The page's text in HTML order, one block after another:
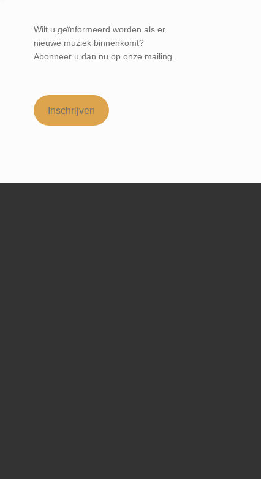
Wilt u geïnformeerd worden als er
nieuwe muziek binnenkomt?
Abonneer u dan nu op onze mailing.
Inschrijven